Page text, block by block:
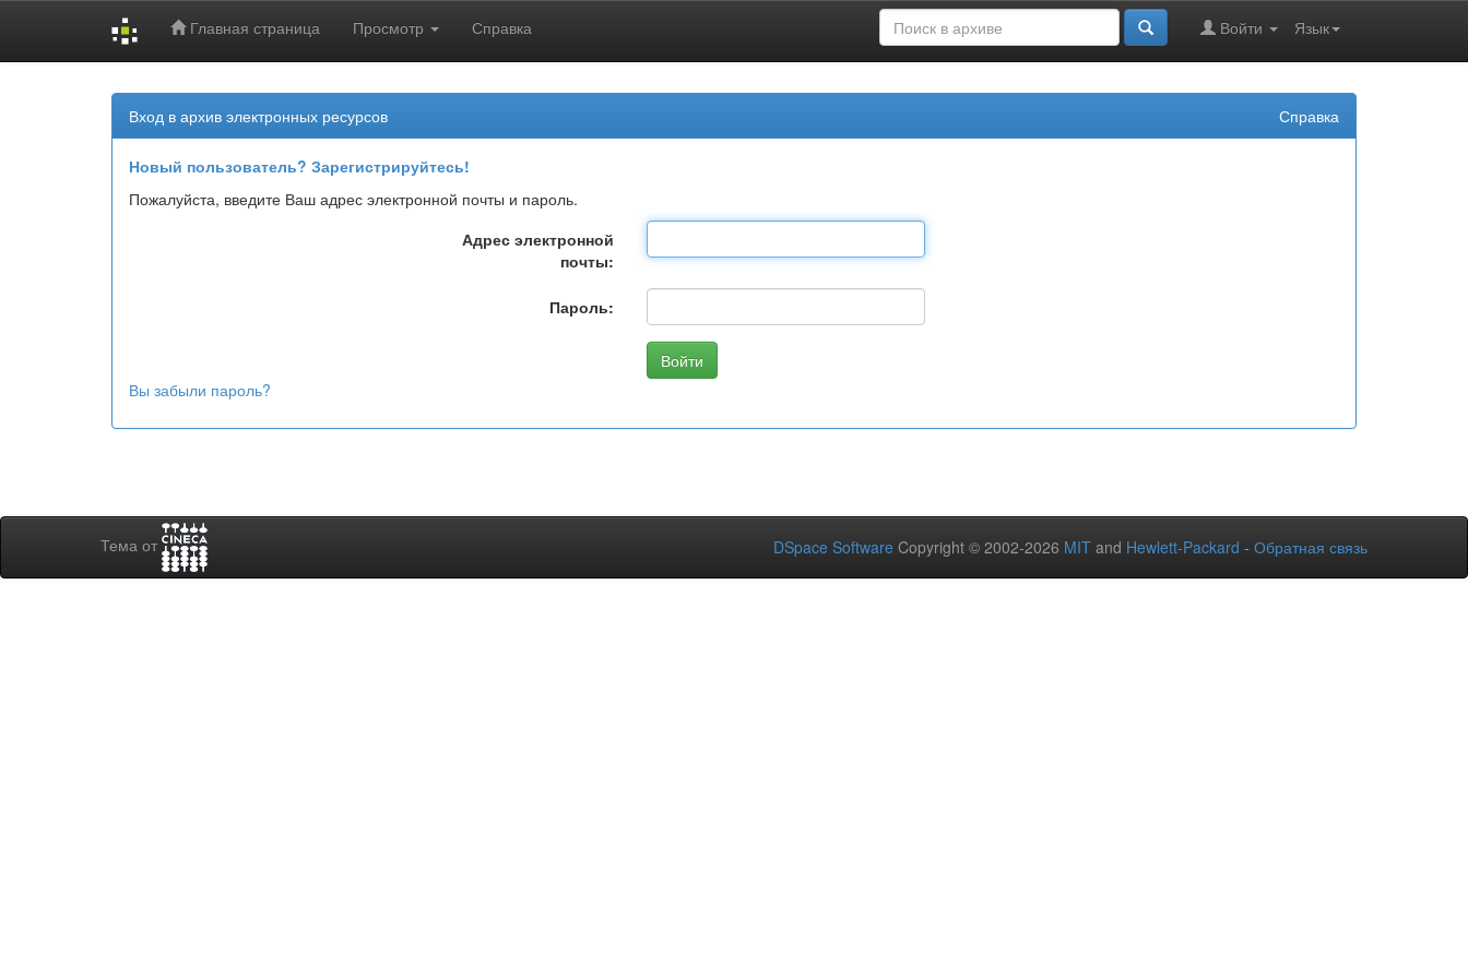
Главная страница Просмотр Справка Язык
Войти
Вход в архив электронных ресурсов Справка
Новый пользователь? Зарегистрируйтесь!
Пожалуйста, введите Ваш адрес электронной почты и пароль.
Адрес электронной
почты:
Пароль:
Вы забыли пароль?
Тема от DSpace Software Copyright © 2002-2026 MIT and Hewlett-Packard - Обратная связь